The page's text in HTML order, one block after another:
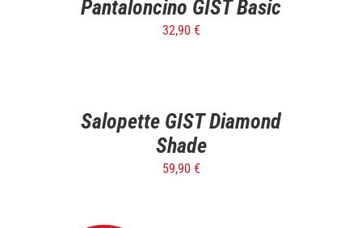
Pantaloncino GIST Basic
32,90 €
Salopette GIST Diamond
Shade
59,90 €